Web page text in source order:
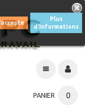
PANIER 0
Plus
d'informations